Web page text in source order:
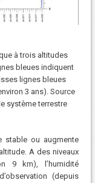
à trois altitudes
bleues indiquent
lignes bleues
3 ans). Source
système terrestre
stable ou augmente
A des niveaux
9 km), l’humidité
(depuis